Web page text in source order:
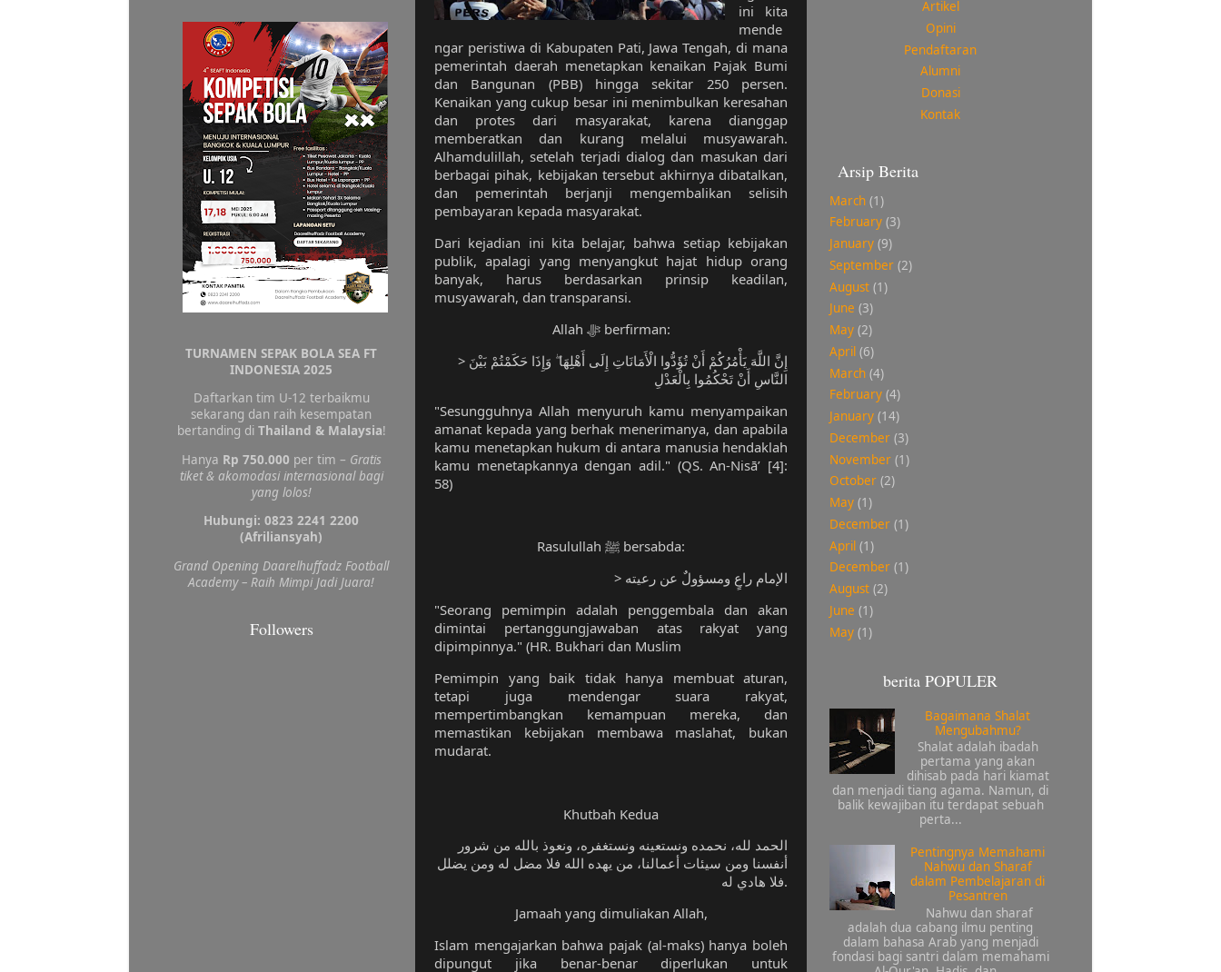
ini kita
mende
ngar peristiwa di Kabupaten Pati, Jawa Tengah, di mana
pemerintah daerah menetapkan kenaikan Pajak Bumi
dan Bangunan (PBB) hingga sekitar 250 persen.
Kenaikan yang cukup besar ini menimbulkan keresahan
dan protes dari masyarakat, karena dianggap
memberatkan dan kurang melalui musyawarah.
Alhamdulillah, setelah terjadi dialog dan masukan dari
berbagai pihak, kebijakan tersebut akhirnya dibatalkan,
dan pemerintah berjanji mengembalikan selisih
pembayaran kepada masyarakat.
Dari kejadian ini kita belajar, bahwa setiap kebijakan
publik, apalagi yang menyangkut hajat hidup orang
banyak, harus berdasarkan prinsip keadilan,
musyawarah, dan transparansi.
Allah ﷻ berfirman:
> إِنَّ اللَّهَ يَأْمُرُكُمْ أَنْ تُؤَدُّوا الْأَمَانَاتِ إِلَى أَهْلِهَا ۖ وَإِذَا حَكَمْتُمْ بَيْنَ
النَّاسِ أَنْ تَحْكُمُوا بِالْعَدْلِ
"Sesungguhnya Allah menyuruh kamu menyampaikan
amanat kepada yang berhak menerimanya, dan apabila
kamu menetapkan hukum di antara manusia hendaklah
kamu menetapkannya dengan adil." (QS. An-Nisā’ [4]:
58)
Rasulullah ﷺ bersabda:
> الإمام راعٍ ومسؤولٌ عن رعيته
"Seorang pemimpin adalah penggembala dan akan
dimintai pertanggungjawaban atas rakyat yang
dipimpinnya." (HR. Bukhari dan Muslim
Pemimpin yang baik tidak hanya membuat aturan,
tetapi juga mendengar suara rakyat,
mempertimbangkan kemampuan mereka, dan
memastikan kebijakan membawa maslahat, bukan
mudarat.
Khutbah Kedua
الحمد لله، نحمده ونستعينه ونستغفره، ونعوذ بالله من شرور
أنفسنا ومن سيئات أعمالنا، من يهده الله فلا مضل له ومن يضلل
فلا هادي له.
Jamaah yang dimuliakan Allah,
Islam mengajarkan bahwa pajak (al-maks) hanya boleh
dipungut jika benar-benar diperlukan untuk
TURNAMEN SEPAK BOLA SEA FT
INDONESIA 2025
Daftarkan tim U-12 terbaikmu
sekarang dan raih kesempatan
bertanding di Thailand & Malaysia!
Hanya Rp 750.000 per tim – Gratis
tiket & akomodasi internasional bagi
yang lolos!
Hubungi: 0823 2241 2200
(Afriliansyah)
Grand Opening Daarelhuffadz Football
Academy – Raih Mimpi Jadi Juara!
Followers
Artikel
Opini
Pendaftaran
Alumni
Donasi
Kontak
Arsip Berita
March (1)
February (3)
January (9)
September (2)
August (1)
June (3)
May (2)
April (6)
March (4)
February (4)
January (14)
December (3)
November (1)
October (2)
May (1)
December (1)
April (1)
December (1)
August (2)
June (1)
May (1)
berita POPULER
Bagaimana Shalat
Mengubahmu?
Shalat adalah ibadah
pertama yang akan
dihisab pada hari kiamat
dan menjadi tiang agama. Namun, di
balik kewajiban itu terdapat sebuah
perta...
Pentingnya Memahami
Nahwu dan Sharaf
dalam Pembelajaran di
Pesantren
Nahwu dan sharaf
adalah dua cabang ilmu penting
dalam bahasa Arab yang menjadi
fondasi bagi santri dalam memahami